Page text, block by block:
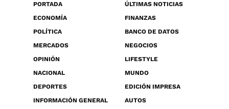
PORTADA
ÚLTIMAS NOTICIAS
ECONOMÍA
FINANZAS
POLÍTICA
BANCO DE DATOS
MERCADOS
NEGOCIOS
OPINIÓN
LIFESTYLE
NACIONAL
MUNDO
DEPORTES
EDICIÓN IMPRESA
INFORMACIÓN GENERAL
AUTOS